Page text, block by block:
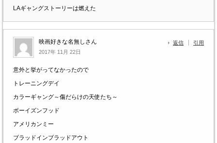
LAギャングストーリーは燃えた
映画好きな名無しさん
2017年 11月 22日
返信 引用
意外と挙がってなかったので
トレーニングデイ
カラーギャング～傷だらけの天使たち～
ボーイズンフッド
アメリカンミー
ブラッドインブラッドアウト